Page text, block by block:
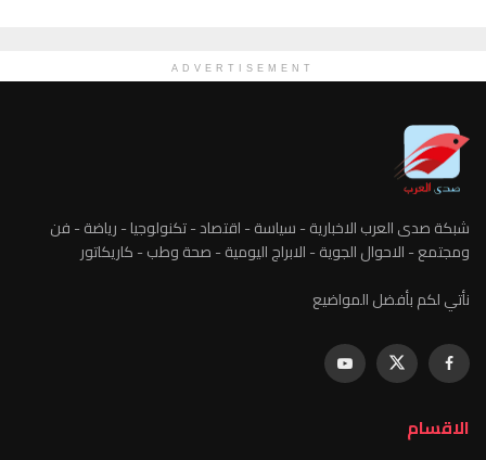
ADVERTISEMENT
شبكة صدى العرب الاخبارية - سياسة - اقتصاد - تكنولوجيا - رياضة - فن
ومجتمع - الاحوال الجوية - الابراج اليومية - صحة وطب - كاريكاتور
نأتي لكم بأفضل المواضيع
الاقسام